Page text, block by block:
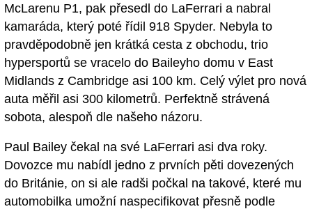
McLarenu P1, pak přesedl do LaFerrari a nabral
kamaráda, který poté řídil 918 Spyder. Nebyla to
pravděpodobně jen krátká cesta z obchodu, trio
hypersportů se vracelo do Baileyho domu v East
Midlands z Cambridge asi 100 km. Celý výlet pro nová
auta měřil asi 300 kilometrů. Perfektně strávená
sobota, alespoň dle našeho názoru.
Paul Bailey čekal na své LaFerrari asi dva roky.
Dovozce mu nabídl jedno z prvních pěti dovezených
do Británie, on si ale radši počkal na takové, které mu
automobilka umožní naspecifikovat přesně podle